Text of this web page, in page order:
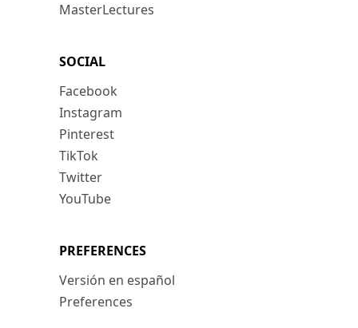
MasterLectures
SOCIAL
Facebook
Instagram
Pinterest
TikTok
Twitter
YouTube
PREFERENCES
Versión en español
Preferences